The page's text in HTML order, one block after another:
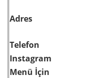
Adres
Telefon
Instagram
Menü İçin